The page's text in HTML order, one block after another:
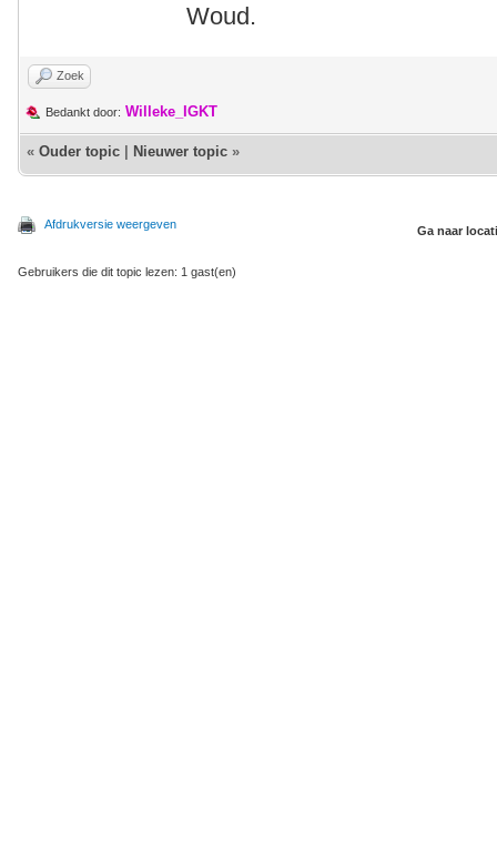
Woud.
Zoek
Bedankt door: Willeke_IGKT
« Ouder topic Nieuwer topic »
Afdrukversie weergeven Ga naar
Gebruikers die dit topic lezen: 1 gast(en)